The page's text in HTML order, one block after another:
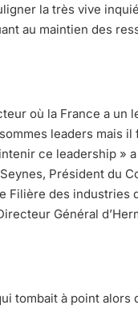
la très vive
au maintien des
où la France a un
leaders mais il
ce leadership »
Président du
Filière des industries
Général
tombait à point alors